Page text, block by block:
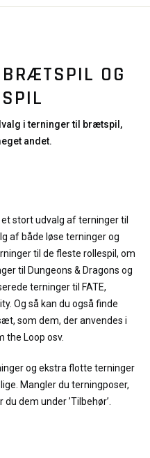
OG
i terninger til brætspil,
andet.
stort udvalg af terninger til
af både løse terninger og
til de fleste rollespil, om
til Dungeons & Dragons og
terninger til FATE,
Og så kan du også finde
som dem, der anvendes i
the Loop osv.
og ekstra flotte terninger
Mangler du terningposer,
dem under ’Tilbehør’.